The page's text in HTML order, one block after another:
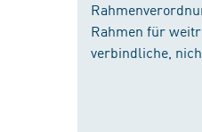
Rahmen für
verbindliche,